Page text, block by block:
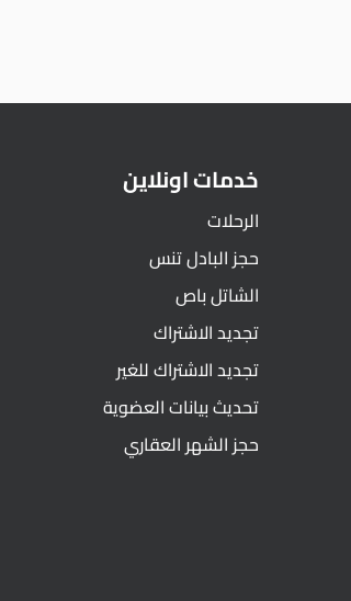
خدمات اونلاين
الرحلات
حجز البادل تنس
الشاتل باص
تجديد الاشتراك
تجديد الاشتراك للغير
تحديث بيانات العضوية
حجز الشهر العقاري